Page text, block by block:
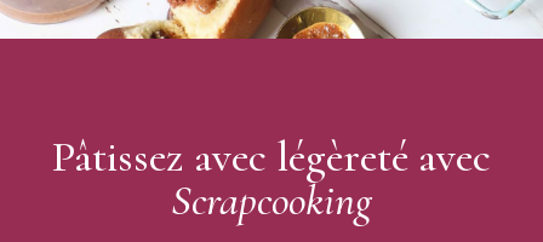
À incorporer directement dans la préparation +/- selon la
couleur souhaitée ou à diluer le préalablement dans
Pâtissez avec légèreté avec
Scrapcooking